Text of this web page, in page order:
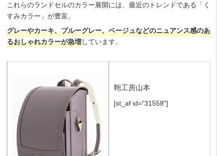
これらのランドセルのカラー展開には、最近のトレンドである「く
すみカラー」が豊富。
グレーやカーキ、ブルーグレー、ベージュなどのニュアンス感のあ
るおしゃれカラーが急増しています。
鞄工房山本
[st_af id="31558"]